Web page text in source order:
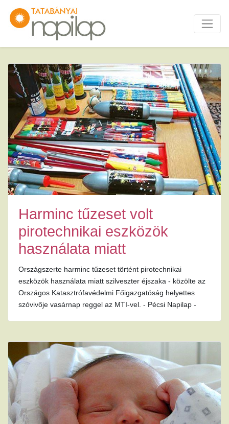
Harminc tűzeset volt
pirotechnikai eszközök
használata miatt
Országszerte harminc tűzeset történt pirotechnikai
eszközök használata miatt szilveszter éjszaka - közölte az
Országos Katasztrófavédelmi Főigazgatóság helyettes
szóvivője vasárnap reggel az MTI-vel. - Pécsi Napilap -